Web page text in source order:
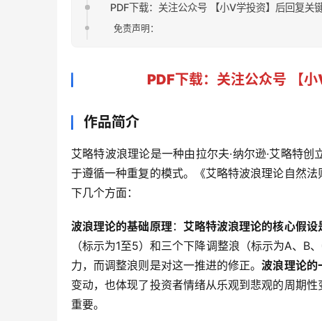
PDF下载：关注公众号 【小V学投资】后回复关
免责声明：
PDF下载：关注公众号 【小
作品简介
艾略特波浪理论是一种由拉尔夫·纳尔逊·艾略特
于遵循一种重复的模式。《艾略特波浪理论自然
下几个方面：
波浪理论的基础原理 ： 艾略特波浪理论的核心假
（标示为1至5）和三个下降调整浪（标示为A、
力，而调整浪则是对这一推进的修正。波浪理论的
变动，也体现了投资者情绪从乐观到悲观的周期
重要。